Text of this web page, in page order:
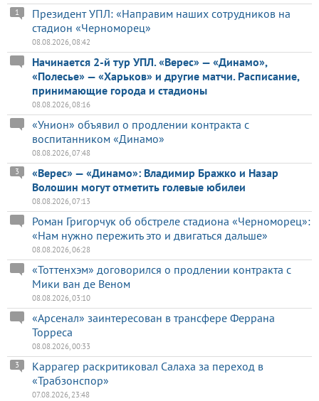
Президент УПЛ: «Направим наших сотрудников на
стадион «Черноморец»
1
08.08.2026, 08:42
Начинается 2-й тур УПЛ. «Верес» — «Динамо»,
«Полесье» — «Харьков» и другие матчи. Расписание,
принимающие города и стадионы
08.08.2026, 08:16
«Унион» объявил о продлении контракта с
воспитанником «Динамо»
08.08.2026, 07:48
«Верес» — «Динамо»: Владимир Бражко и Назар
Волошин могут отметить голевые юбилеи
3
08.08.2026, 07:13
Роман Григорчук об обстреле стадиона «Черноморец»:
«Нам нужно пережить это и двигаться дальше»
08.08.2026, 06:28
«Тоттенхэм» договорился о продлении контракта с
Мики ван де Веном
08.08.2026, 03:10
«Арсенал» заинтересован в трансфере Феррана
Торреса
08.08.2026, 00:33
Каррагер раскритиковал Салаха за переход в
«Трабзонспор»
3
07.08.2026, 23:48